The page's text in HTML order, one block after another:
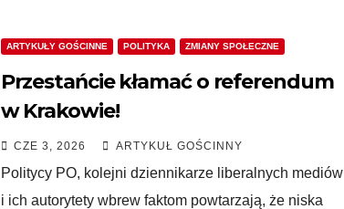
ARTYKUŁY GOŚCINNE POLITYKA ZMIANY SPOŁECZNE
Przestańcie kłamać o referendum
w Krakowie!
CZE 3, 2026 ARTYKUŁ GOŚCINNY
Politycy PO, kolejni dziennikarze liberalnych mediów
i ich autorytety wbrew faktom powtarzają, że niska